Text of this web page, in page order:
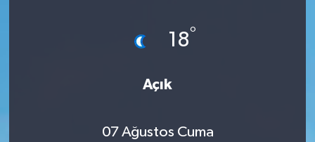
18°
Açık
07 Ağustos Cuma